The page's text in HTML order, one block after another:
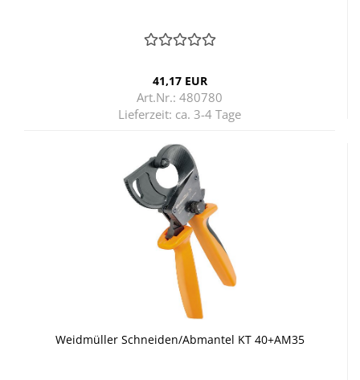
41,17 EUR
Art.Nr.: 480780
Lieferzeit: ca. 3-4 Tage
Weid­mül­ler Schnei­den/Ab­man­tel KT 40+AM35